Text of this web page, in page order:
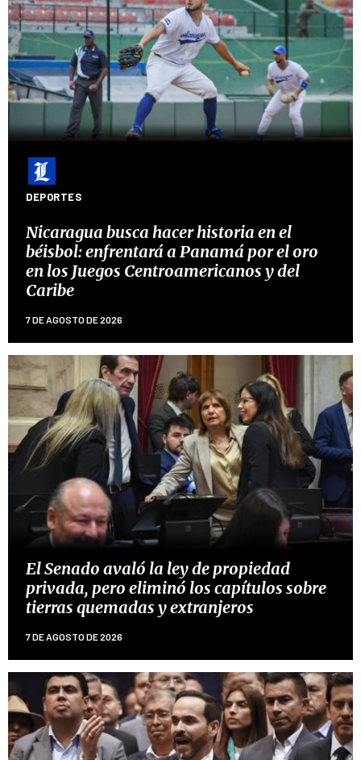
DEPORTES
Nicaragua busca hacer historia en el
béisbol: enfrentará a Panamá por el oro
en los Juegos Centroamericanos y del
Caribe
7 DE AGOSTO DE 2026
El Senado avaló la ley de propiedad
privada, pero eliminó los capítulos sobre
tierras quemadas y extranjeros
7 DE AGOSTO DE 2026